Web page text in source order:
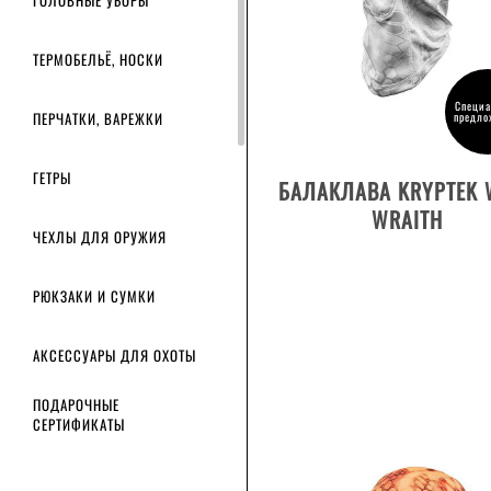
ТЕРМОБЕЛЬЁ, НОСКИ
ПЕРЧАТКИ, ВАРЕЖКИ
ГЕТРЫ
ЧЕХЛЫ ДЛЯ ОРУЖИЯ
РЮКЗАКИ И СУМКИ
АКСЕССУАРЫ ДЛЯ ОХОТЫ
ПОДАРОЧНЫЕ
СЕРТИФИКАТЫ
БАЛАКЛАВА KRYPTEK
WRAITH